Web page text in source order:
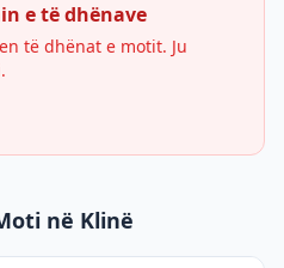
e të dhënave
të dhënat e motit. Ju
në Klinë